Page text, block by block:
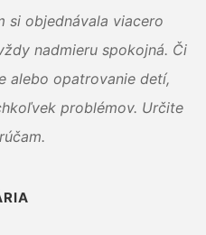
si objednávala viacero
nadmieru spokojná. Či
alebo opatrovanie detí,
problémov. Určite